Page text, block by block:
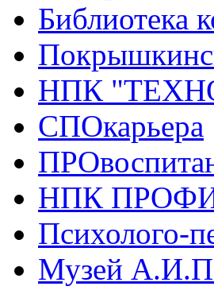
Библиотека
НПК
СПОкарьера
НПК
Психолого-
Музей